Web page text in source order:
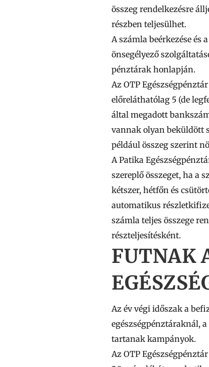
összeg rendelkezésre
részben teljesülhet.
A számla beérkezése
önsegélyező
pénztárak honlapján.
Az OTP
előreláthatólag 5 (de
által megadott
vannak olyan beküldött
például összeg szerint
A Patika
szereplő összeget, ha a
kétszer, hétfőn és
automatikus
számla teljes összege
részteljesítésként.
FUTNAK
Az év végi időszak a
egészségpénztáraknál,
tartanak kampányok.
Az OTP Egészségpénztár